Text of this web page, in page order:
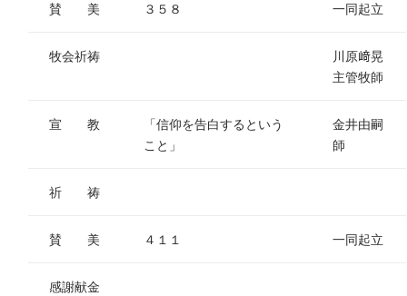
賛 美 ３５８ 一同起立
牧会祈祷
川原﨑晃
主管牧師
宣 教
「信仰を告白するという
こと」
金井由嗣
師
祈 祷
賛 美 ４１１ 一同起立
感謝献金